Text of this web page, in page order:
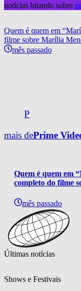
notícias hitando sobre
Quem é quem em
filme sobre Marília
mês passado
P
mais dePrime
Quem é quem em
completo do filme
mês passado
Últimas notícias
Shows e Festivais